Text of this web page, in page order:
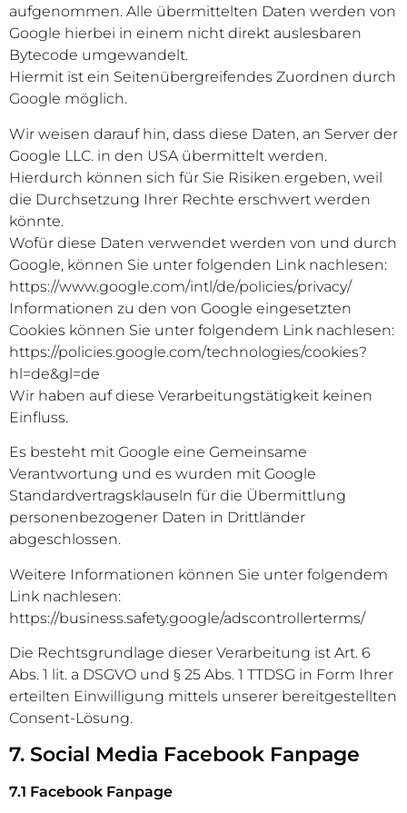
aufgenommen. Alle übermittelten Daten werden von
Google hierbei in einem nicht direkt auslesbaren
Bytecode umgewandelt.
Hiermit ist ein Seitenübergreifendes Zuordnen durch
Google möglich.
Wir weisen darauf hin, dass diese Daten, an Server der
Google LLC. in den USA übermittelt werden.
Hierdurch können sich für Sie Risiken ergeben, weil
die Durchsetzung Ihrer Rechte erschwert werden
könnte.
Wofür diese Daten verwendet werden von und durch
Google, können Sie unter folgenden Link nachlesen:
https://www.google.com/intl/de/policies/privacy/
Informationen zu den von Google eingesetzten
Cookies können Sie unter folgendem Link nachlesen:
https://policies.google.com/technologies/cookies?
hl=de&gl=de
Wir haben auf diese Verarbeitungstätigkeit keinen
Einfluss.
Es besteht mit Google eine Gemeinsame
Verantwortung und es wurden mit Google
Standardvertragsklauseln für die Übermittlung
personenbezogener Daten in Drittländer
abgeschlossen.
Weitere Informationen können Sie unter folgendem
Link nachlesen:
https://business.safety.google/adscontrollerterms/
Die Rechtsgrundlage dieser Verarbeitung ist Art. 6
Abs. 1 lit. a DSGVO und § 25 Abs. 1 TTDSG in Form Ihrer
erteilten Einwilligung mittels unserer bereitgestellten
Consent-Lösung.
7. Social Media Facebook Fanpage
​7.1 Facebook Fanpage